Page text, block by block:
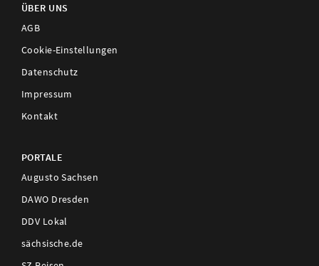
ÜBER UNS
AGB
Cookie-Einstellungen
Datenschutz
Impressum
Kontakt
PORTALE
Augusto Sachsen
DAWO Dresden
DDV Lokal
sächsische.de